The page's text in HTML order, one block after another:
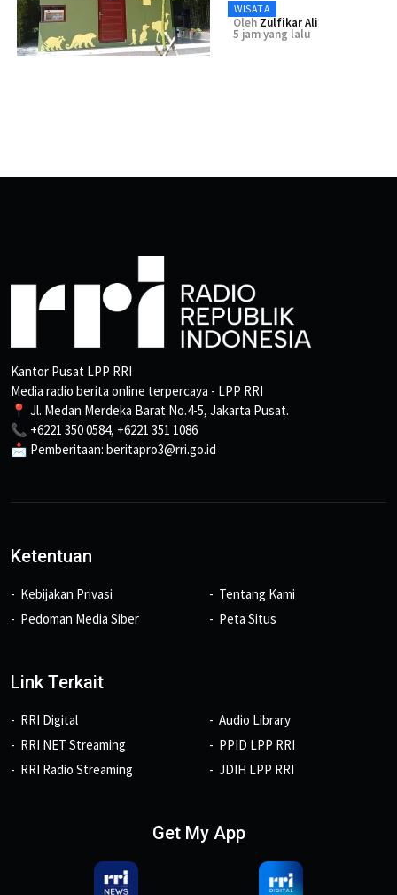
WISATA
Oleh Zulfikar Ali
5 jam yang lalu
Kantor Pusat LPP RRI
Media radio berita online terpercaya - LPP RRI
📍 Jl. Medan Merdeka Barat No.4-5, Jakarta Pusat.
📞 +6221 350 0584, +6221 351 1086
📩 Pemberitaan: beritapro3@rri.go.id
Ketentuan
Kebijakan Privasi
Pedoman Media Siber
Tentang Kami
Peta Situs
Link Terkait
RRI Digital
RRI NET Streaming
RRI Radio Streaming
Audio Library
PPID LPP RRI
JDIH LPP RRI
Get My App